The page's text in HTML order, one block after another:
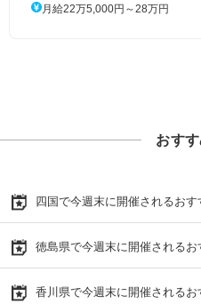
月給22万5,000円～28万円
おす
四国で今週末に開催されるお
徳島県で今週末に開催される
香川県で今週末に開催される